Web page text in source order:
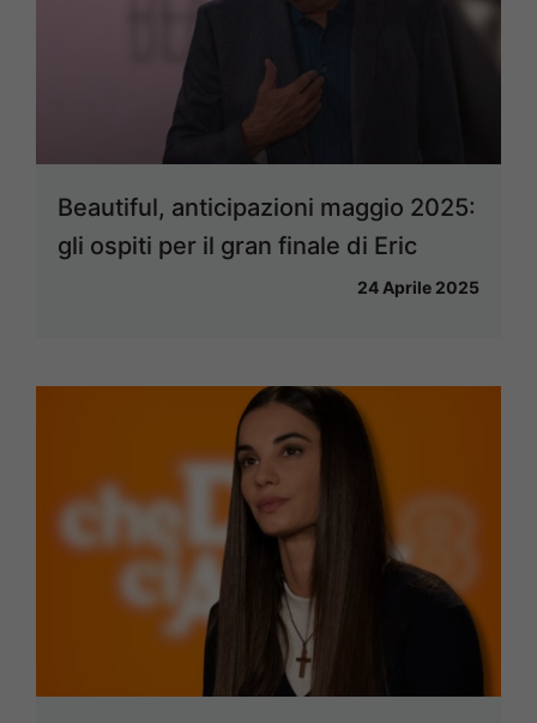
Beautiful, anticipazioni maggio 2025:
gli ospiti per il gran finale di Eric
24 Aprile 2025